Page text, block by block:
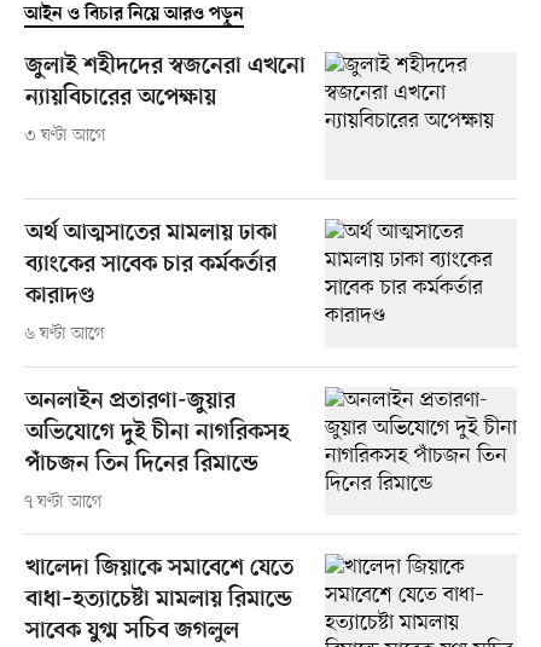
আইন ও বিচার নিয়ে আরও পড়ুন
জুলাই শহীদদের স্বজনেরা এখনো
ন্যায়বিচারের অপেক্ষায়
৩ ঘণ্টা আগে
অর্থ আত্মসাতের মামলায় ঢাকা
ব্যাংকের সাবেক চার কর্মকর্তার
কারাদণ্ড
৬ ঘণ্টা আগে
অনলাইন প্রতারণা-জুয়ার
অভিযোগে দুই চীনা নাগরিকসহ
পাঁচজন তিন দিনের রিমান্ডে
৭ ঘণ্টা আগে
খালেদা জিয়াকে সমাবেশে যেতে
বাধা–হত্যাচেষ্টা মামলায় রিমান্ডে
সাবেক যুগ্ম সচিব জগলুল